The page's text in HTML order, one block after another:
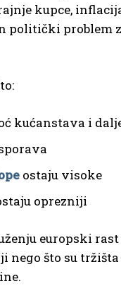
kupce,
politički problem
kućanstava i
ostaju visoke
oprezniji
europski rast
nego što su